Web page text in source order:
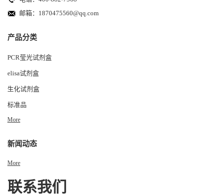
邮箱： 1870475560@qq.com
产品分类
PCR莹光试剂盒
elisa试剂盒
生化试剂盒
标准品
More
新闻动态
More
联系我们